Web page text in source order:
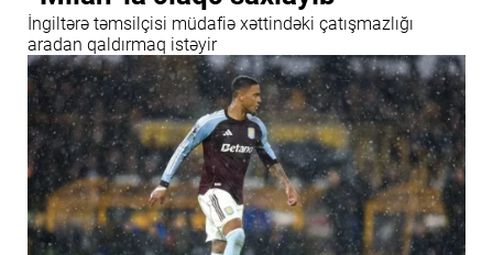
İngiltərə təmsilçisi müdafiə xəttindəki çatışmazlığı
aradan qaldırmaq istəyir